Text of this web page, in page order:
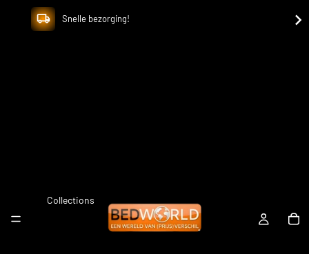
Snelle bezorging!
Collections